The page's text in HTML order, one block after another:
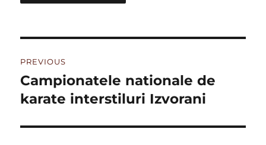
navigation
PREVIOUS
Previous
post:
Campionatele nationale de
karate interstiluri Izvorani